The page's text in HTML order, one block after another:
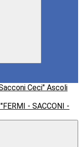
"FERMI - SACCONI -